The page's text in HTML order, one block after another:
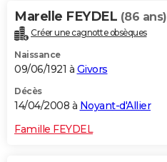
Marelle FEYDEL (86 ans)
Créer une cagnotte obsèques
Naissance
09/06/1921 à Givors
Décès
14/04/2008 à Noyant-d'Allier
Famille FEYDEL